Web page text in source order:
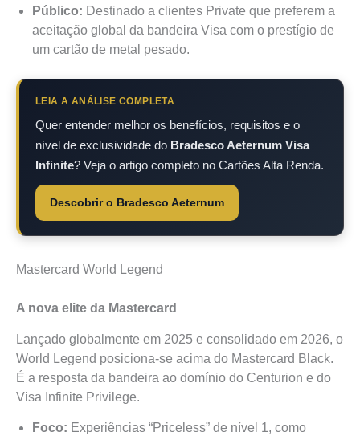
Público: Destinado a clientes Private que preferem a
aceitação global da bandeira Visa com o prestígio de
um cartão de metal pesado.
LEIA A ANÁLISE COMPLETA
Quer entender melhor os benefícios, requisitos e o
nível de exclusividade do Bradesco Aeternum Visa
Infinite? Veja o artigo completo no Cartões Alta Renda.
Descobrir o Bradesco Aeternum
Mastercard World Legend
A nova elite da Mastercard
Lançado globalmente em 2025 e consolidado em 2026, o
World Legend posiciona-se acima do Mastercard Black.
É a resposta da bandeira ao domínio do Centurion e do
Visa Infinite Privilege.
Foco: Experiências “Priceless” de nível 1, como